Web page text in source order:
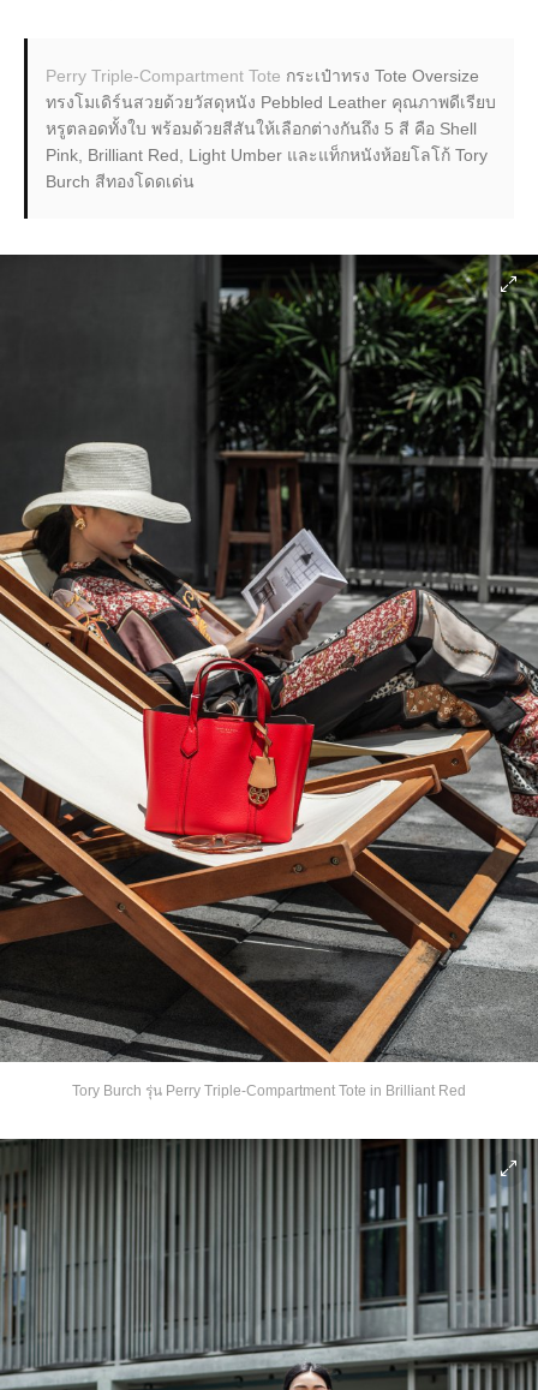
Perry Triple-Compartment Tote กระเป๋าทรง Tote Oversize
ทรงโมเดิร์นสวยด้วยวัสดุหนัง Pebbled Leather คุณภาพดีเรียบ
หรูตลอดทั้งใบ พร้อมด้วยสีสันให้เลือกต่างกันถึง 5 สี คือ Shell
Pink, Brilliant Red, Light Umber และแท็กหนังห้อยโลโก้ Tory
Burch สีทองโดดเด่น
Tory Burch รุ่น Perry Triple-Compartment Tote in Brilliant Red